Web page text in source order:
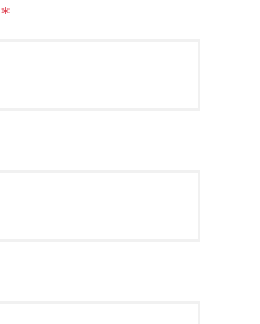
*